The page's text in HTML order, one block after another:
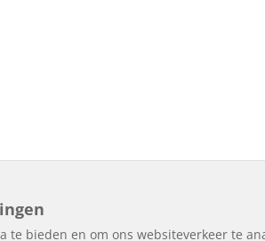
bieden en om ons websiteverkeer te